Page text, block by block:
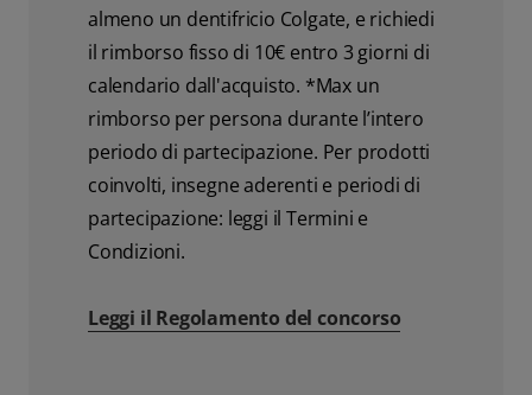
almeno un dentifricio Colgate, e richiedi
il rimborso fisso di 10€ entro 3 giorni di
calendario dall'acquisto. *Max un
rimborso per persona durante l’intero
periodo di partecipazione. Per prodotti
coinvolti, insegne aderenti e periodi di
partecipazione: leggi il Termini e
Condizioni.
Leggi il Regolamento del concorso